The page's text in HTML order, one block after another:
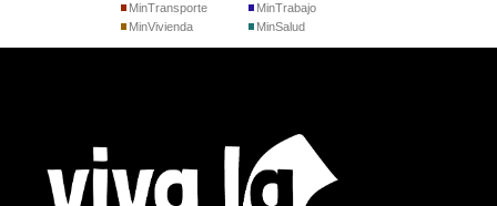
MinTransporte
MinVivienda
MinTrabajo
MinSalud